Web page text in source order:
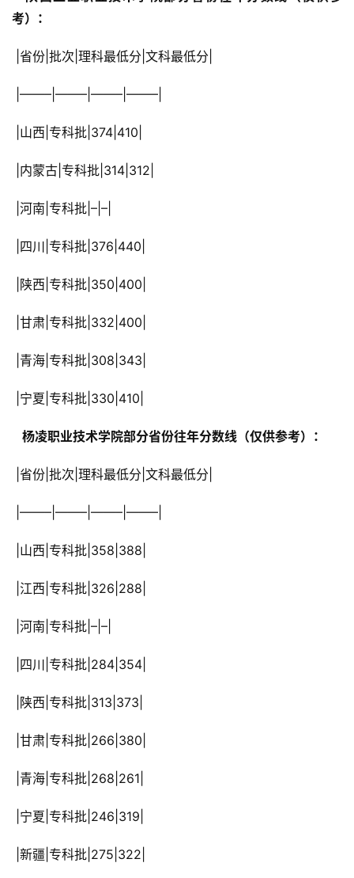
考）：
|省份|批次|理科最低分|文科最低分|
|——–|——–|——–|——–|
|山西|专科批|374|410|
|内蒙古|专科批|314|312|
|河南|专科批|–|–|
|四川|专科批|376|440|
|陕西|专科批|350|400|
|甘肃|专科批|332|400|
|青海|专科批|308|343|
|宁夏|专科批|330|410|
  杨凌职业技术学院部分省份往年分数线（仅供参考）：
|省份|批次|理科最低分|文科最低分|
|——–|——–|——–|——–|
|山西|专科批|358|388|
|江西|专科批|326|288|
|河南|专科批|–|–|
|四川|专科批|284|354|
|陕西|专科批|313|373|
|甘肃|专科批|266|380|
|青海|专科批|268|261|
|宁夏|专科批|246|319|
|新疆|专科批|275|322|